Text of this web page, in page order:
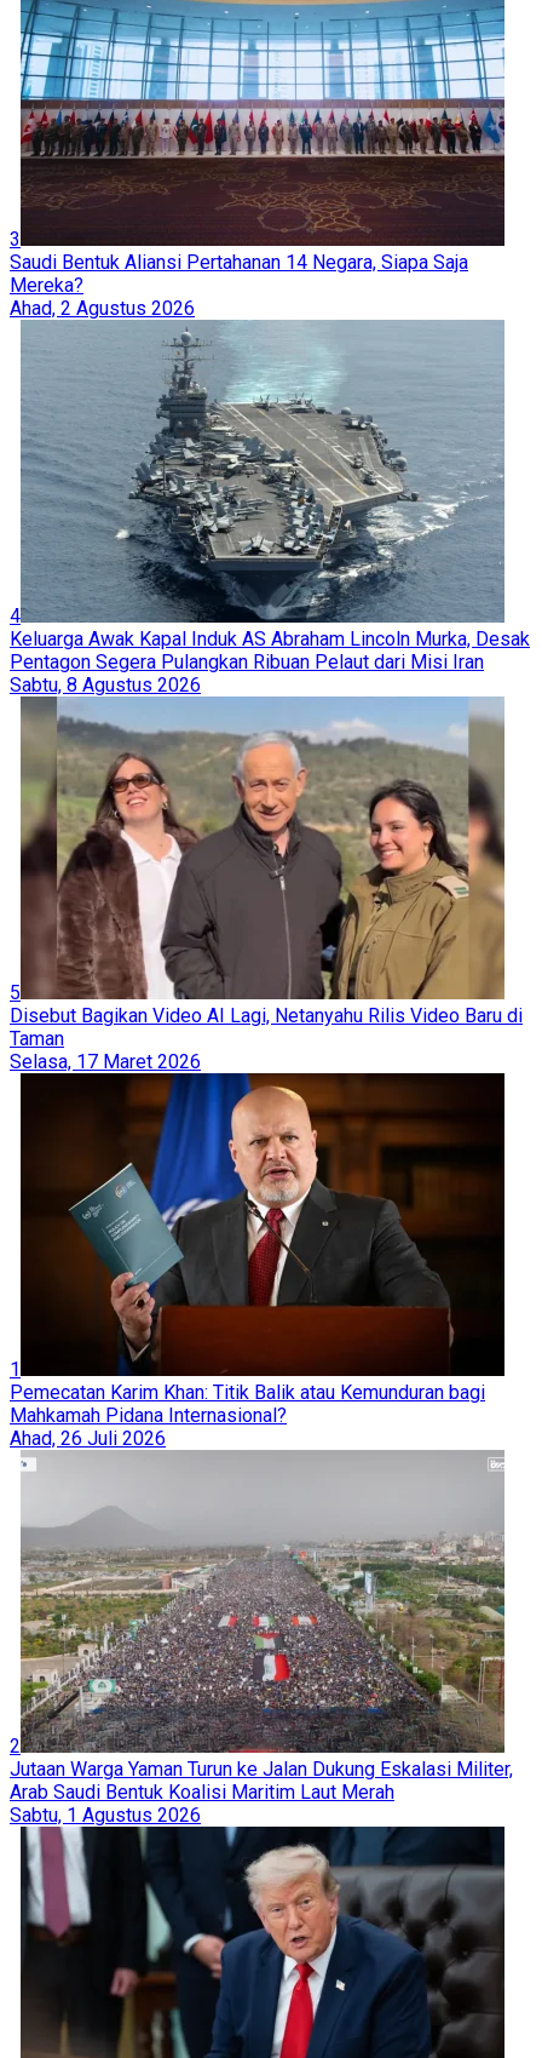
3
Saudi Bentuk Aliansi Pertahanan 14 Negara, Siapa Saja
Mereka?
Ahad, 2 Agustus 2026
4
Keluarga Awak Kapal Induk AS Abraham Lincoln Murka, Desak
Pentagon Segera Pulangkan Ribuan Pelaut dari Misi Iran
Sabtu, 8 Agustus 2026
5
Disebut Bagikan Video AI Lagi, Netanyahu Rilis Video Baru di
Taman
Selasa, 17 Maret 2026
1
Pemecatan Karim Khan: Titik Balik atau Kemunduran bagi
Mahkamah Pidana Internasional?
Ahad, 26 Juli 2026
2
Jutaan Warga Yaman Turun ke Jalan Dukung Eskalasi Militer,
Arab Saudi Bentuk Koalisi Maritim Laut Merah
Sabtu, 1 Agustus 2026